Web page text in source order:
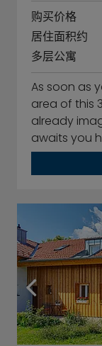
购买价格
居住面积约
多层公寓
As soon as
area of this
already
awaits you